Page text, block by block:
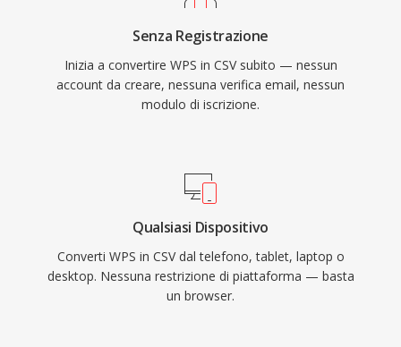
Senza Registrazione
Inizia a convertire WPS in CSV subito — nessun
account da creare, nessuna verifica email, nessun
modulo di iscrizione.
Qualsiasi Dispositivo
Converti WPS in CSV dal telefono, tablet, laptop o
desktop. Nessuna restrizione di piattaforma — basta
un browser.